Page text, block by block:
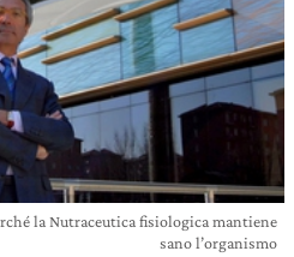
la Nutraceutica fisiologica mantiene
sano l’organismo